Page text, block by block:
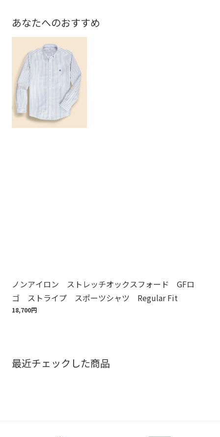
あなたへのおすすめ
ノンアイロン ストレッチオックスフォード GFロ
ゴ ストライプ スポーツシャツ Regular Fit
18,700円
最近チェックした商品